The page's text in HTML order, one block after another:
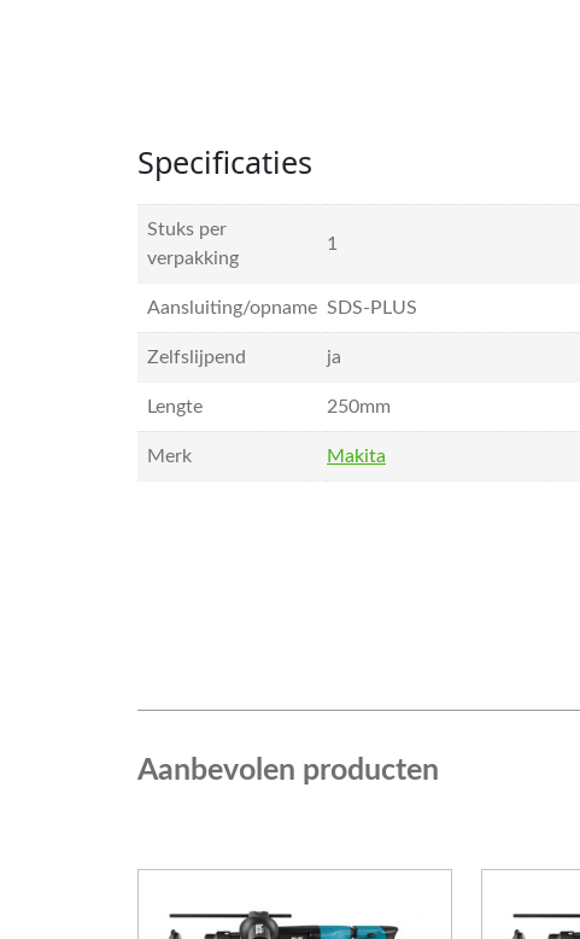
Specificaties
Stuks per
verpakking
1
Aansluiting/opname SDS-PLUS
Zelfslijpend ja
Lengte 250mm
Merk Makita
Aanbevolen producten